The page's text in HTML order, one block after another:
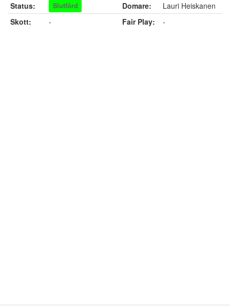
Status:
Slutförd Domare:
Lauri Heiskanen
Skott:
- Fair Play: -